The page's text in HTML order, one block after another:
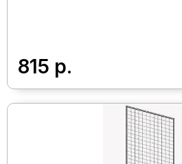
815 р.